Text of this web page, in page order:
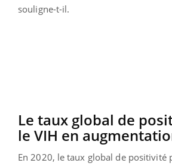
souligne-t-il.
Le taux global de
le VIH en
En 2020, le taux global de positivité